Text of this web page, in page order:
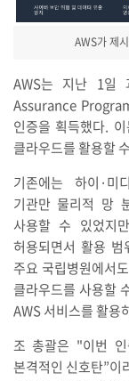
AWS가 제
AWS는 지난 1일
Assurance
인증을 획득했다.
클라우드를 활용할
기존에는 하이·
기관만 물리적 망
사용할 수 있었지
허용되면서 활용
주요 국립병원에서
클라우드를 사용할
AWS 서비스를 활용
조 총괄은 "이번
본격적인 신호탄”이